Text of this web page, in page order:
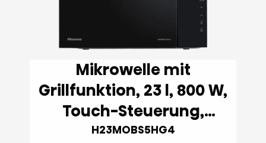
Mikrowelle mit
Grillfunktion, 23 l, 800 W,
Touch-Steuerung,
Schwarz
H23MOBS5HG4